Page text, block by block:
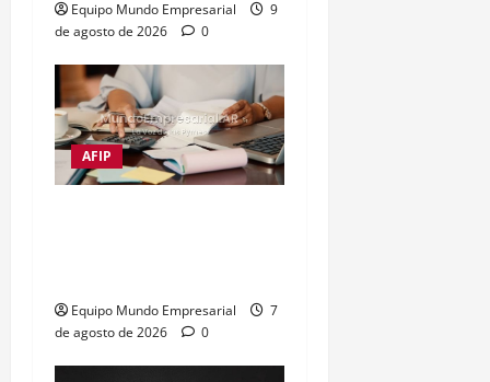
Equipo Mundo Empresarial
9
de agosto de 2026
0
AFIP
Equipo Mundo Empresarial
7
de agosto de 2026
0